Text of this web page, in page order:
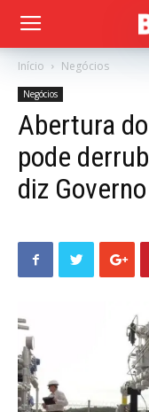
Início Negócios
Negócios
Abertura
pode
diz Governo